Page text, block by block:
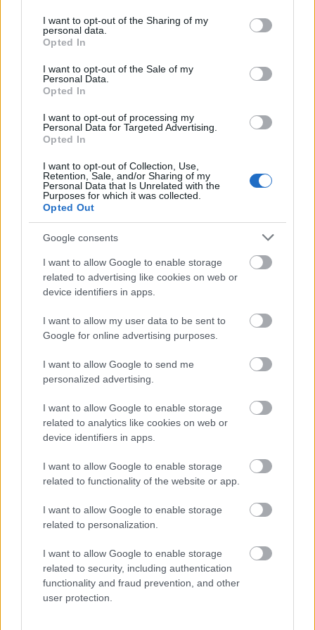
not limited to your visit or usage behaviour. You may click to
grant or deny consent to Google and its third-party tags to
use your data for below specified purposes in below Google
consent section.
I want to opt-out of the Sharing of my
personal data.
Opted In
I want to opt-out of the Sale of my
Personal Data.
Opted In
I want to opt-out of processing my
Personal Data for Targeted Advertising.
Opted In
I want to opt-out of Collection, Use,
Retention, Sale, and/or Sharing of my
Personal Data that Is Unrelated with the
Purposes for which it was collected.
Opted Out
Google consents
I want to allow Google to enable storage
related to advertising like cookies on web or
device identifiers in apps.
I want to allow my user data to be sent to
Google for online advertising purposes.
I want to allow Google to send me
personalized advertising.
I want to allow Google to enable storage
related to analytics like cookies on web or
device identifiers in apps.
I want to allow Google to enable storage
related to functionality of the website or app.
I want to allow Google to enable storage
related to personalization.
I want to allow Google to enable storage
related to security, including authentication
functionality and fraud prevention, and other
user protection.